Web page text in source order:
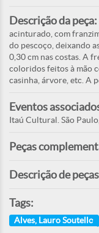
Descrição da peça:
acinturado, com
do pescoço, deixando
0,30 cm nas costas. A
coloridos feitos à mão
casinha, árvore, etc. A
Eventos
Itaú Cultural. São
Peças
Descrição de
Tags:
Alves, Lauro Soutello